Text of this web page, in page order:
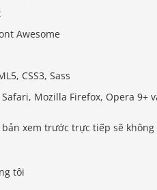
Awesome
CSS3, Sass
Mozilla Firefox, Opera 9+
xem trước trực tiếp sẽ
tôi